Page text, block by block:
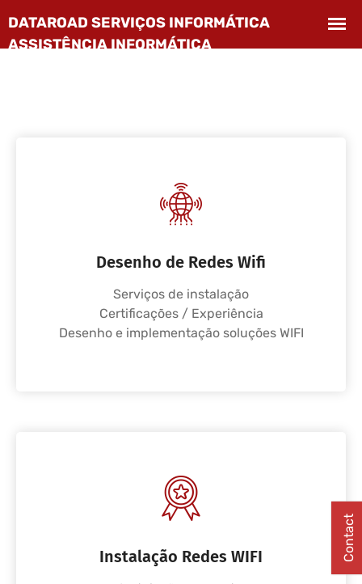
Desenho de Redes Wifi
Serviços de instalação
Certificações / Experiência
Desenho e implementação soluções WIFI
Instalação Redes WIFI Contact